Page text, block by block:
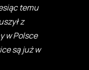
temu
z
w Polsce
są już w